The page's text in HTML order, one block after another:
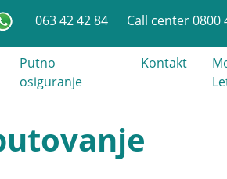
063 42 42 84 Call center 0800
Putno
osiguranje
Kontakt